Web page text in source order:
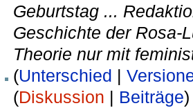
Geburtstag ...
Geschichte der Rosa-
Theorie nur mit
(Unterschied
(Diskussion Beiträge)